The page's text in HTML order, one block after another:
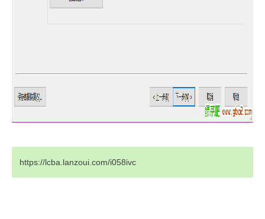
https://lcba.lanzoui.com/i058ivc